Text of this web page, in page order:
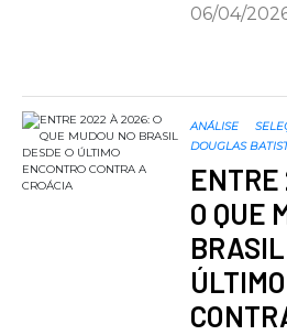
06/04/
ANÁLISE
DOUGLAS
O QUE